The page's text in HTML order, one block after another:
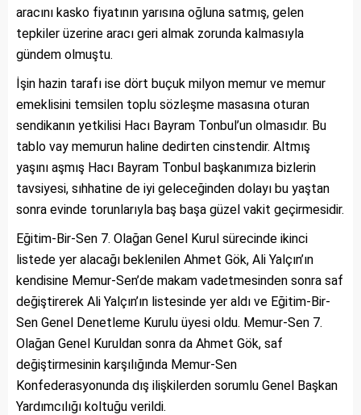
aracını kasko fiyatının yarısına oğluna satmış, gelen
tepkiler üzerine aracı geri almak zorunda kalmasıyla
gündem olmuştu.
İşin hazin tarafı ise dört buçuk milyon memur ve memur
emeklisini temsilen toplu sözleşme masasına oturan
sendikanın yetkilisi Hacı Bayram Tonbul’un olmasıdır. Bu
tablo vay memurun haline dedirten cinstendir. Altmış
yaşını aşmış Hacı Bayram Tonbul başkanımıza bizlerin
tavsiyesi, sıhhatine de iyi geleceğinden dolayı bu yaştan
sonra evinde torunlarıyla baş başa güzel vakit geçirmesidir.
Eğitim-Bir-Sen 7. Olağan Genel Kurul sürecinde ikinci
listede yer alacağı beklenilen Ahmet Gök, Ali Yalçın’ın
kendisine Memur-Sen’de makam vadetmesinden sonra saf
değiştirerek Ali Yalçın’ın listesinde yer aldı ve Eğitim-Bir-
Sen Genel Denetleme Kurulu üyesi oldu. Memur-Sen 7.
Olağan Genel Kuruldan sonra da Ahmet Gök, saf
değiştirmesinin karşılığında Memur-Sen
Konfederasyonunda dış ilişkilerden sorumlu Genel Başkan
Yardımcılığı koltuğu verildi.